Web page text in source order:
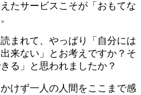
たサービスこそが「おもてな
まれて、やっぱり「自分には
来ない」とお考えですか？そ
る」と思われましたか？
けず一人の人間をここまで感